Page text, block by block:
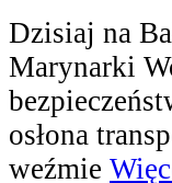
Dzisiaj na
Marynarki
osłona
weźmie